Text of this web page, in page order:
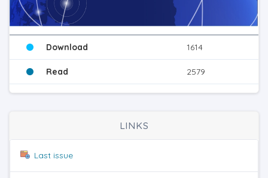
Download 1614
Read 2579
LINKS
Last issue